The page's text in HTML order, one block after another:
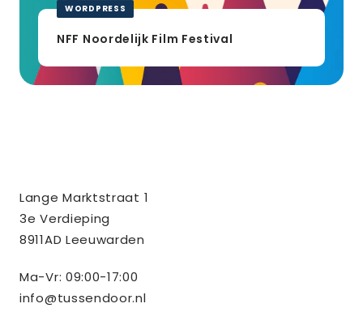
WORDPRESS
NFF Noordelijk Film Festival
informatie
Lange Marktstraat 1
3e Verdieping
8911AD Leeuwarden
Ma-Vr: 09:00-17:00
info@tussendoor.nl